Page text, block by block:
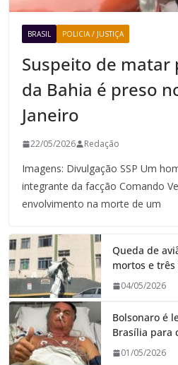
BRASIL POLICIA / JUSTIÇA
Suspeito de
da Bahia é preso
Janeiro
22/05/2026 Redação
Imagens: Divulgação SSP Um
integrante da facção Comando
envolvimento na morte de um
Queda de
mortos e
04/05/2026
Bolsonaro é
Brasília para
01/05/2026